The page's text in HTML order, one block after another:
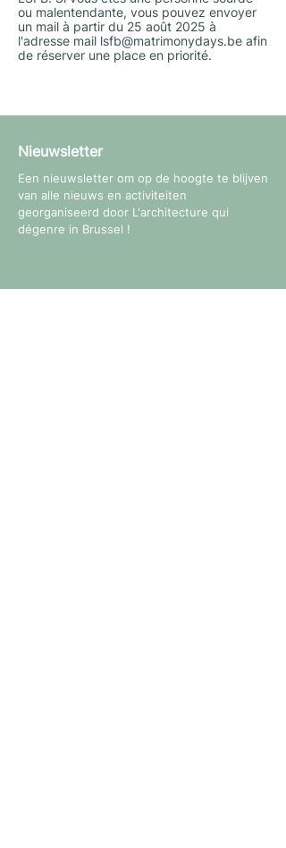
ou malentendante, vous pouvez envoyer
un mail à partir du 25 août 2025 à
l'adresse mail lsfb@matrimonydays.be afin
de réserver une place en priorité.
Nieuwsletter
Een nieuwsletter om op de hoogte te blijven
van alle nieuws en activiteiten
georganiseerd door L'architecture qui
dégenre in Brussel !